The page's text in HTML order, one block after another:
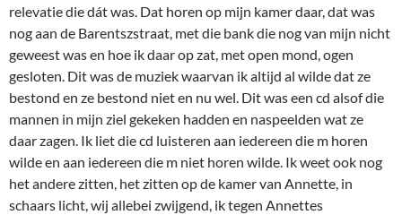
relevatie die dát was. Dat horen op mijn kamer daar, dat was
nog aan de Barentszstraat, met die bank die nog van mijn nicht
geweest was en hoe ik daar op zat, met open mond, ogen
gesloten. Dit was de muziek waarvan ik altijd al wilde dat ze
bestond en ze bestond niet en nu wel. Dit was een cd alsof die
mannen in mijn ziel gekeken hadden en naspeelden wat ze
daar zagen. Ik liet die cd luisteren aan iedereen die m horen
wilde en aan iedereen die m niet horen wilde. Ik weet ook nog
het andere zitten, het zitten op de kamer van Annette, in
schaars licht, wij allebei zwijgend, ik tegen Annettes